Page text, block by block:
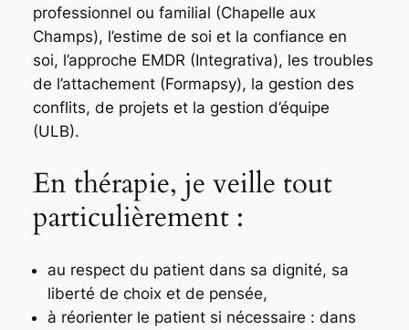
professionnel ou familial (Chapelle aux
Champs), l’estime de soi et la confiance en
soi, l’approche EMDR (Integrativa), les troubles
de l’attachement (Formapsy), la gestion des
conflits, de projets et la gestion d’équipe
(ULB).
En thérapie, je veille tout
particulièrement :
au respect du patient dans sa dignité, sa
liberté de choix et de pensée,
à réorienter le patient si nécessaire : dans